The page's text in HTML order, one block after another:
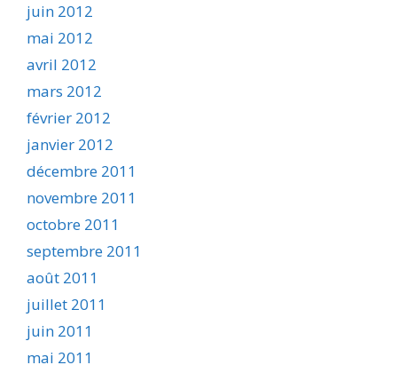
juin 2012
mai 2012
avril 2012
mars 2012
février 2012
janvier 2012
décembre 2011
novembre 2011
octobre 2011
septembre 2011
août 2011
juillet 2011
juin 2011
mai 2011